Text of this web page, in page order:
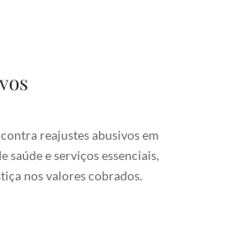
reajustes abusivos em
saúde e serviços essenciais,
nos valores cobrados.
Abusivos
planos de saúde e serviços
equilíbrio e justiça nos valores
cobrados.